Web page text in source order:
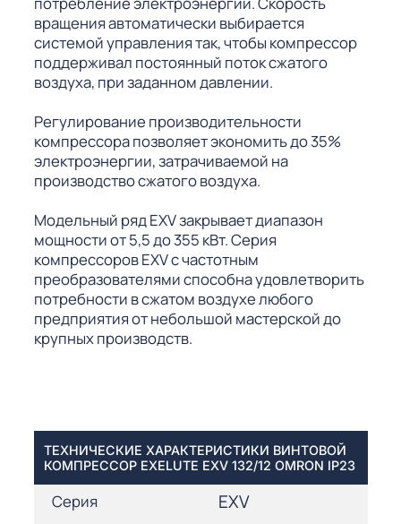
вращения автоматически выбирается
системой управления так, чтобы компрессор
поддерживал постоянный поток сжатого
воздуха, при заданном давлении.
Регулирование производительности
компрессора позволяет экономить до 35%
электроэнергии, затрачиваемой на
производство сжатого воздуха.
Модельный ряд EXV закрывает диапазон
мощности от 5,5 до 355 кВт. Серия
компрессоров EXV с частотным
преобразователями способна удовлетворить
потребности в сжатом воздухе любого
предприятия от небольшой мастерской до
крупных производств.
ТЕХНИЧЕСКИЕ ХАРАКТЕРИСТИКИ ВИНТОВОЙ
КОМПРЕССОР EXELUTE EXV 132/12 OMRON IP23
Серия EXV